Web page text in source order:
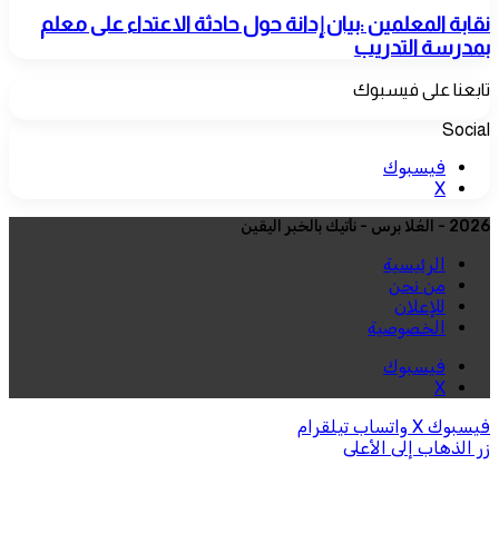
نقابة المعلمين :بيان إدانة حول حادثة الاعتداء على معلم
بمدرسة التدريب
تابعنا على فيسبوك
Social
فيسبوك
‫X
2026 - العُلا برس - نأتيك بالخبر اليقين
الرئيسية
من نحن
للإعلان
الخصوصية
فيسبوك
‫X
فيسبوك ‫X واتساب تيلقرام
زر الذهاب إلى الأعلى